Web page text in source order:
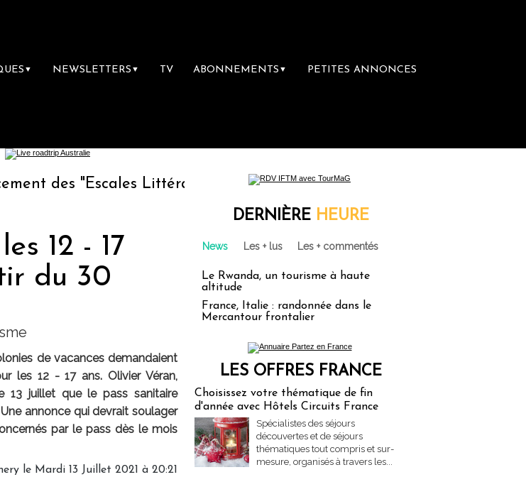
▼ NEWSLETTERS ▼ TV ABONNEMENTS ▼ PETITES ANNONCES
"Escales Littéraires", la première librairie du voyage
12 - 17
du 30
de vacances demandaient
les 12 - 17 ans. Olivier Véran,
13 juillet que le pass sanitaire
annonce qui devrait soulager
par le pass dès le mois
le Mardi 13 Juillet 2021 à 20:21
DERNIÈRE HEURE
News Les + lus Les + commentés
Le Rwanda, un tourisme à haute
altitude
France, Italie : randonnée dans le
Mercantour frontalier
LES OFFRES FRANCE
Choisissez votre thématique de fin
d'année avec Hôtels Circuits France
Spécialistes des séjours
découvertes et de séjours
thématiques tout compris et sur-
mesure, organisés à travers les...